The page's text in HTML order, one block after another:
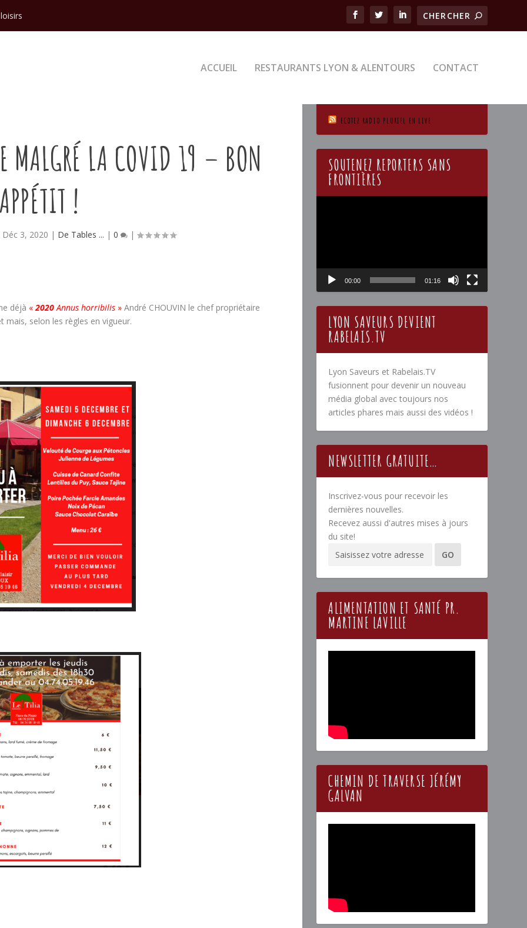
ACCUEIL RESTAURANTS LYON & ALENTOURS CONTACT
MALGRÉ LA COVID 19 – BON
!
Déc 3, 2020 | De Tables ... |0 |
déjà «2020Annus horribilis »André CHOUVIN le chef propriétaire
mais, selon les règles en vigueur.
ECOTEZ RADIO PLURIEL EN LIVE
SOUTENEZ REPORTERS SANS
FRONTIÈRES
00:00 01:16
LYON SAVEURS DEVIENT
RABELAIS.TV
Lyon Saveurs et Rabelais.TV
fusionnent pour devenir un nouveau
média global avec toujours nos
articles phares mais aussi des vidéos !
NEWSLETTER GRATUITE…
Inscrivez-vous pour recevoir les
dernières nouvelles.
Recevez aussi d'autres mises à jours
du site!
ALIMENTATION ET SANTÉ PR.
MARTINE LAVILLE
CHEMIN DE TRAVERSE JÉRÉMY
GALVAN